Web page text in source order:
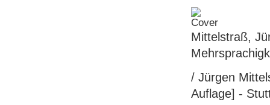
Mittelstraß,
/ Jürgen
Auflage] -